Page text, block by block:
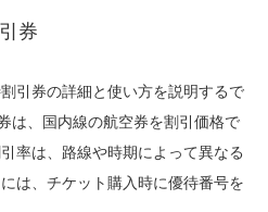
券
引券の詳細と使い方を説明するで
は、国内線の航空券を割引価格で
率は、路線や時期によって異なる
は、チケット購入時に優待番号を